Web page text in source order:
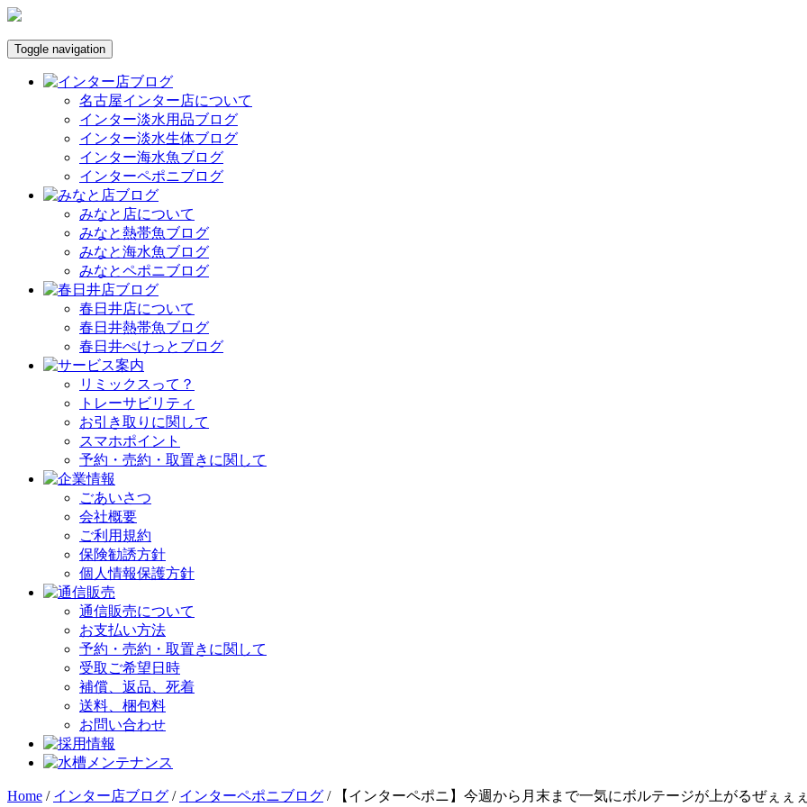
Toggle navigation
名古屋インター店について
インター淡水用品ブログ
インター淡水生体ブログ
インター海水魚ブログ
インターペポニブログ
みなと店について
みなと熱帯魚ブログ
みなと海水魚ブログ
みなとペポニブログ
春日井店について
春日井熱帯魚ブログ
春日井ぺけっとブログ
リミックスって？
トレーサビリティ
お引き取りに関して
スマホポイント
予約・売約・取置きに関して
ごあいさつ
会社概要
ご利用規約
保険勧誘方針
個人情報保護方針
通信販売について
お支払い方法
予約・売約・取置きに関して
受取ご希望日時
補償、返品、死着
送料、梱包料
お問い合わせ
Home / インター店ブログ / インターペポニブログ / 【インターペポニ】今週から月末まで一気にボルテージが上がるぜぇぇ